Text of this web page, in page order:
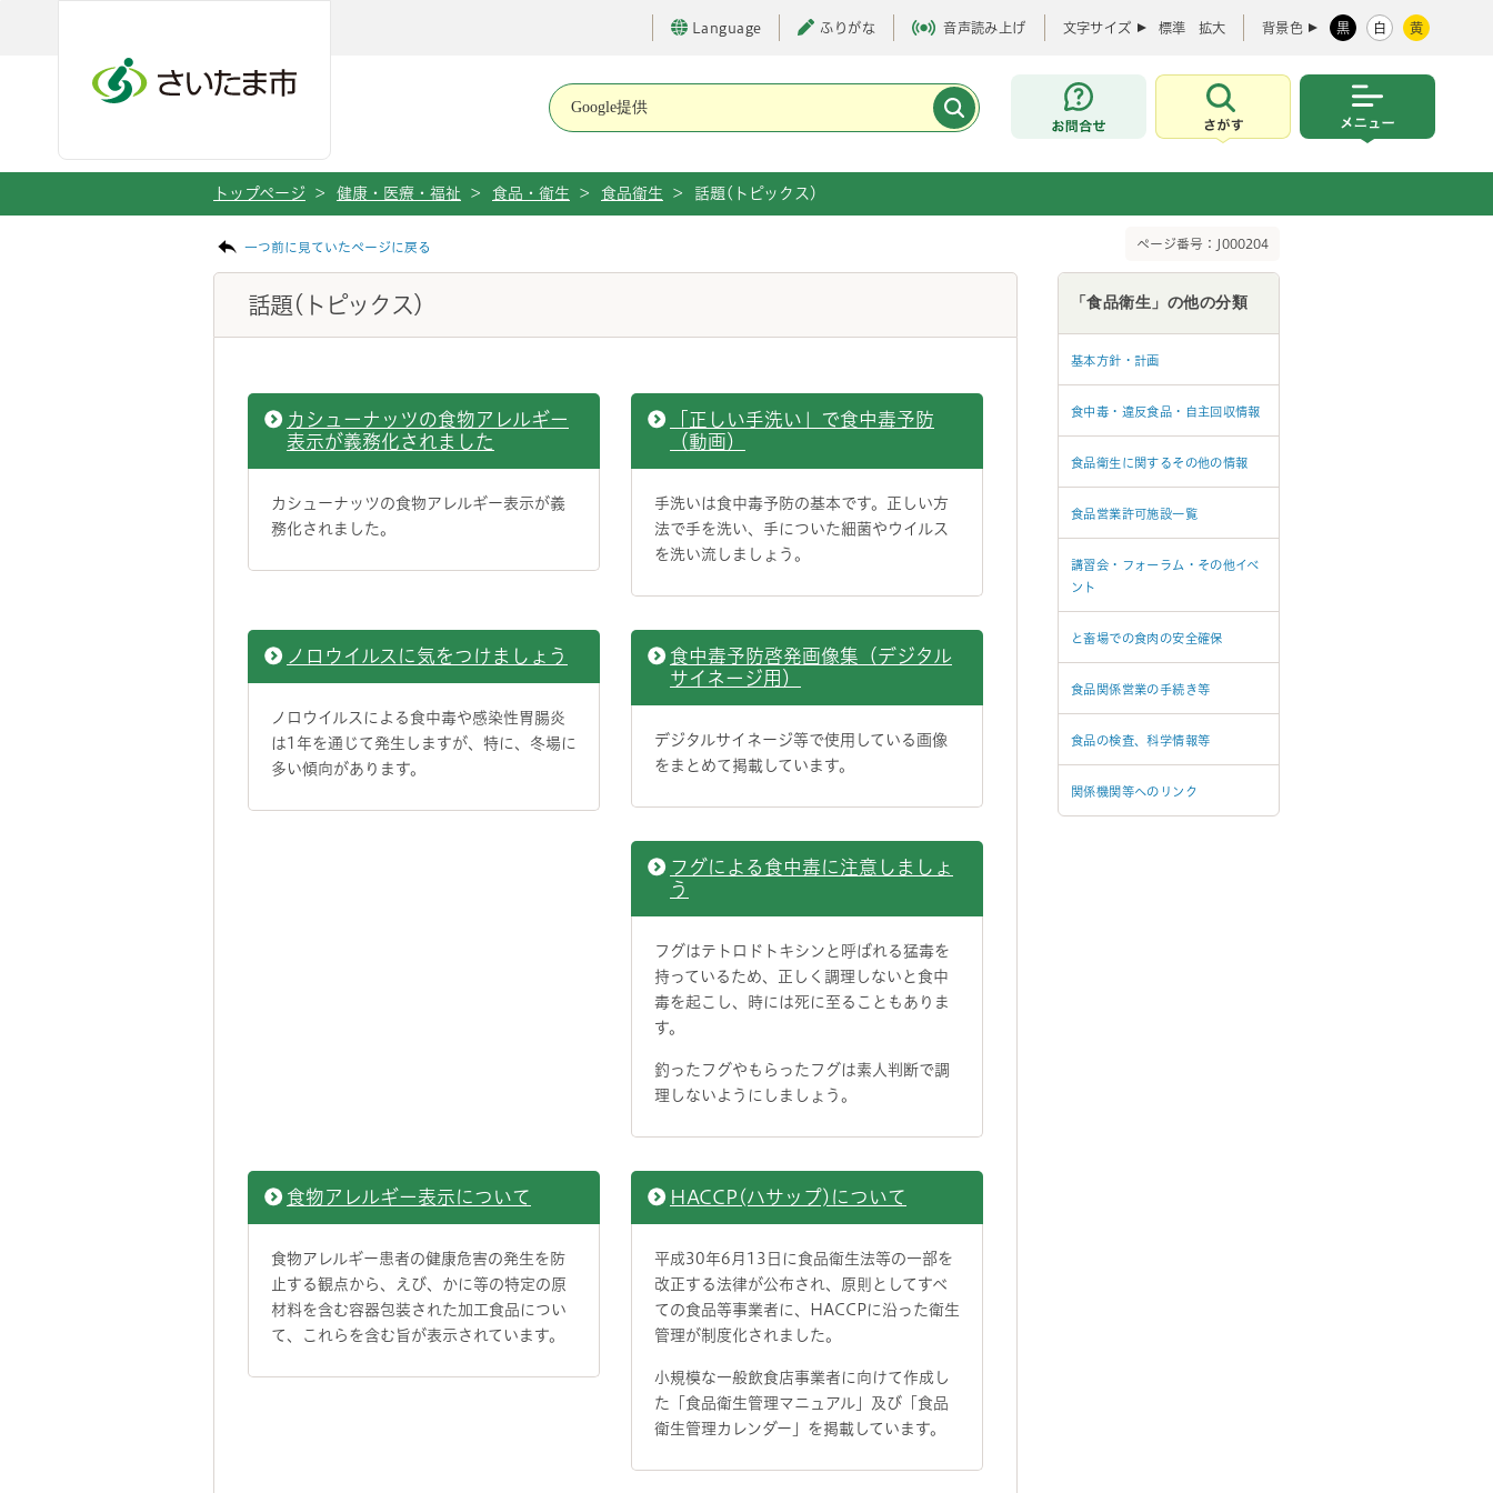
Language ふりがな 音声読み上げ 文字サイズ 標準 拡大 背景色 黒 白 黄
お問合せ
さがす
トップページ > 健康・医療・福祉 > 食品・衛生 > 食品衛生 > 話題(トピックス)
一つ前に見ていたページに戻る ページ番号：J000204
話題(トピックス)
カシューナッツの食物アレルギー
表示が義務化されました
カシューナッツの食物アレルギー表示が義
務化されました。
「正しい手洗い」で食中毒予防
（動画）
手洗いは食中毒予防の基本です。正しい方
法で手を洗い、手についた細菌やウイルス
を洗い流しましょう。
ノロウイルスに気をつけましょう
ノロウイルスによる食中毒や感染性胃腸炎
は1年を通じて発生しますが、特に、冬場に
多い傾向があります。
食中毒予防啓発画像集（デジタル
サイネージ用）
デジタルサイネージ等で使用している画像
をまとめて掲載しています。
フグによる食中毒に注意しましょ
う
フグはテトロドトキシンと呼ばれる猛毒を
持っているため、正しく調理しないと食中
毒を起こし、時には死に至ることもありま
す。
釣ったフグやもらったフグは素人判断で調
理しないようにしましょう。
食物アレルギー表示について
食物アレルギー患者の健康危害の発生を防
止する観点から、えび、かに等の特定の原
材料を含む容器包装された加工食品につい
て、これらを含む旨が表示されています。
HACCP(ハサップ)について
平成30年6月13日に食品衛生法等の一部を
改正する法律が公布され、原則としてすべ
ての食品等事業者に、HACCPに沿った衛生
管理が制度化されました。
小規模な一般飲食店事業者に向けて作成し
た「食品衛生管理マニュアル」及び「食品
衛生管理カレンダー」を掲載しています。
「食品衛生」の他の分類
基本方針・計画
食中毒・違反食品・自主回収情報
食品衛生に関するその他の情報
食品営業許可施設一覧
講習会・フォーラム・その他イベ
ント
と畜場での食肉の安全確保
食品関係営業の手続き等
食品の検査、科学情報等
関係機関等へのリンク